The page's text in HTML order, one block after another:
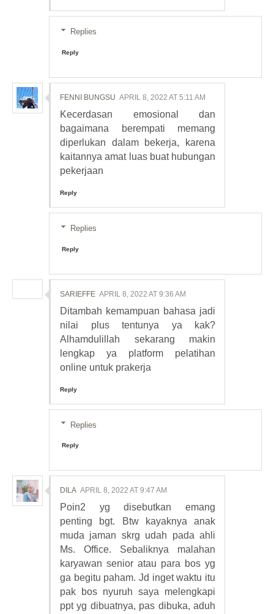
Replies
Reply
FENNI BUNGSU APRIL 8, 2022 AT 5:11 AM
Kecerdasan emosional dan
bagaimana berempati memang
diperlukan dalam bekerja, karena
kaitannya amat luas buat hubungan
pekerjaan
Reply
Replies
Reply
SARIEFFE APRIL 8, 2022 AT 9:36 AM
Ditambah kemampuan bahasa jadi
nilai plus tentunya ya kak?
Alhamdulillah sekarang makin
lengkap ya platform pelatihan
online untuk prakerja
Reply
Replies
Reply
DILA APRIL 8, 2022 AT 9:47 AM
Poin2 yg disebutkan emang
penting bgt. Btw kayaknya anak
muda jaman skrg udah pada ahli
Ms. Office. Sebaliknya malahan
karyawan senior atau para bos yg
ga begitu paham. Jd inget waktu itu
pak bos nyuruh saya melengkapi
ppt yg dibuatnya, pas dibuka, aduh